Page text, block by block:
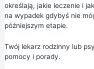
określają, jakie leczenie i
na wypadek gdybyś nie
późniejszym etapie.
Twój lekarz rodzinny lub
pomocy i porady.